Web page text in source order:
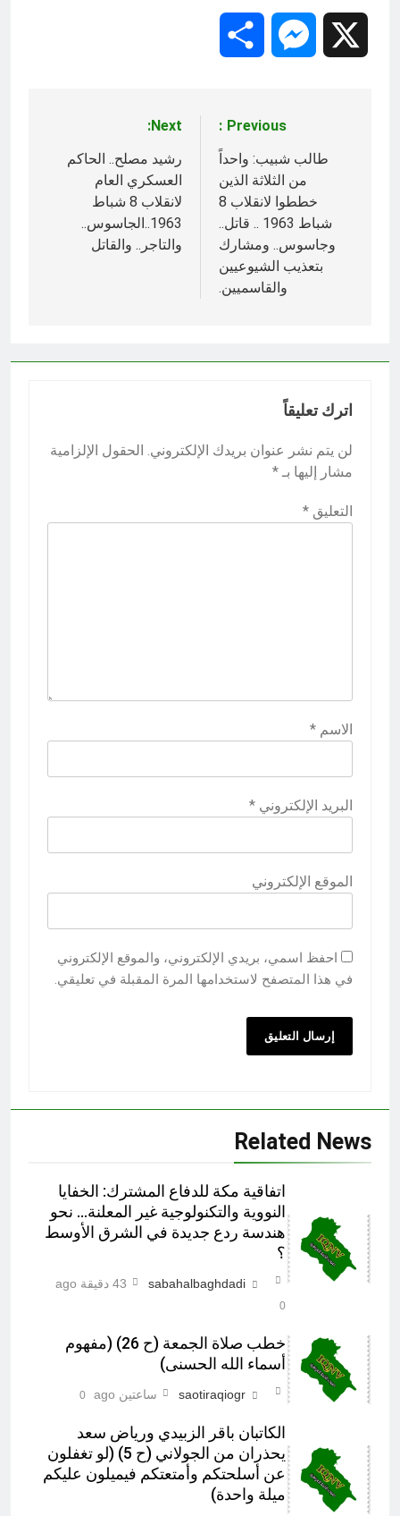
Messenger
المقالات
Previous:
طالب شبيب: واحداً
من الثلاثة الذين
خططوا لانقلاب 8
شباط 1963 .. قاتل..
وجاسوس.. ومشارك
بتعذيب الشيوعيين
والقاسميين.
Next:
رشيد مصلح.. الحاكم
العسكري العام
لانقلاب 8 شباط
1963..الجاسوس..
والتاجر.. والقاتل
اترك تعليقاً
لن يتم نشر عنوان بريدك الإلكتروني. الحقول الإلزامية
مشار إليها بـ *
التعليق *
الاسم *
البريد الإلكتروني *
الموقع الإلكتروني
احفظ اسمي، بريدي الإلكتروني، والموقع الإلكتروني
في هذا المتصفح لاستخدامها المرة المقبلة في تعليقي.
Related News
اتفاقية مكة للدفاع المشترك: الخفايا
النووية والتكنولوجية غير المعلنة… نحو
هندسة ردع جديدة في الشرق الأوسط
؟
sabahalbaghdadi 43 دقيقة ago
0
خطب صلاة الجمعة (ح 26) (مفهوم
أسماء الله الحسنى)
saotiraqiogr ساعتين ago 0
الكاتبان باقر الزبيدي ورياض سعد
يحذران من الجولاني (ح 5) (لو تغفلون
عن أسلحتكم وأمتعتكم فيميلون عليكم
ميلة واحدة)